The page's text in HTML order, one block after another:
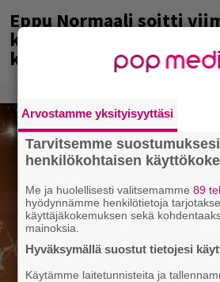
Eppu Normaali soitti
keikkansa – nämä
kuultiin
Arvostamme yksityisyyttäsi
Tarvitsemme
henkilökohtaisen
Me ja huolellisesti valitsemamme89
hyödynnämme henkilötietoja
käyttäjäkokemuksen sekä
mainoksia.
Hyväksymällä suostut tietojesi
Käytämme laitetunnisteita ja